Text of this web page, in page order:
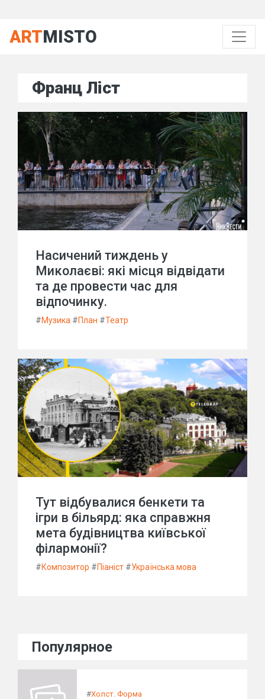
ARTMISTO
Франц Ліст
Насичений тиждень у
Миколаєві: які місця відвідати
та де провести час для
відпочинку.
#Музика #План #Театр
Тут відбувалися бенкети та
ігри в більярд: яка справжня
мета будівництва київської
філармонії?
#Композитор #Піаніст #Українська мова
Популярное
#Холст. Форма